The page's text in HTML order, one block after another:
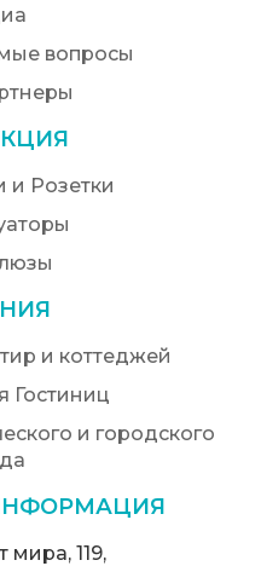
вопросы
и Розетки
и коттеджей
Гостиниц
и городского
мира, 119,